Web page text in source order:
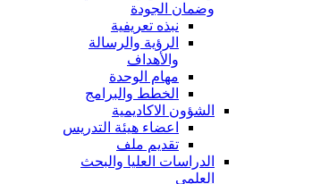
وضمان الجودة
نبذه تعريفية
الرؤية والرسالة
والأهداف
مهام الوحدة
الخطط والبرامج
الشؤون الاكاديمية
اعضاء هيئة التدريس
تقديم ملف
الدراسات العليا والبحث
العلمي